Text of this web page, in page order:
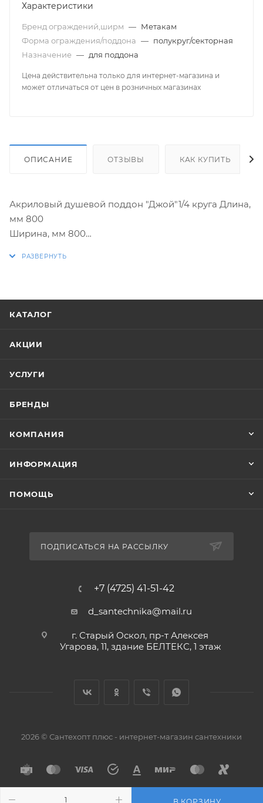
Характеристики
Бренд ограждений,ширм — Метакам
Форма ограждения/поддона — полукруг/секторная
Назначение — для поддона
Цена действительна только для интернет-магазина и
может отличаться от цен в розничных магазинах
ОПИСАНИЕ ОТЗЫВЫ КАК КУПИТЬ
Акриловый душевой поддон "Джой"1/4 круга Длина,
мм 800
Ширина, мм 800
металлический каркас
- Цвет поддона Белоснежный
- Максимальная нагрузка, кг 300
- Возможность установки на металлический каркас
КАТАЛОГ
АКЦИИ
УСЛУГИ
БРЕНДЫ
КОМПАНИЯ
ИНФОРМАЦИЯ
ПОМОЩЬ
ПОДПИСАТЬСЯ НА РАССЫЛКУ
+7 (4725) 41-51-42
d_santechnika@mail.ru
г. Старый Оскол, пр-т Алексея
Угарова, 11, здание БЕЛТЕКС, 1 этаж
2026 © Сантехопт плюс - интернет-магазин сантехники